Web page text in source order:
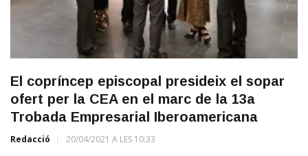
El copríncep episcopal presideix el sopar
ofert per la CEA en el marc de la 13a
Trobada Empresarial Iberoamericana
Redacció 20/04/2021 A LES 10:33